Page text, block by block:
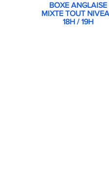
BOXE ANGLAISE
MIXTE TOUT
18H / 19H